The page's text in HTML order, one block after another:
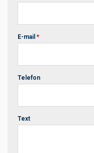
E-mail *
Telefon
Text